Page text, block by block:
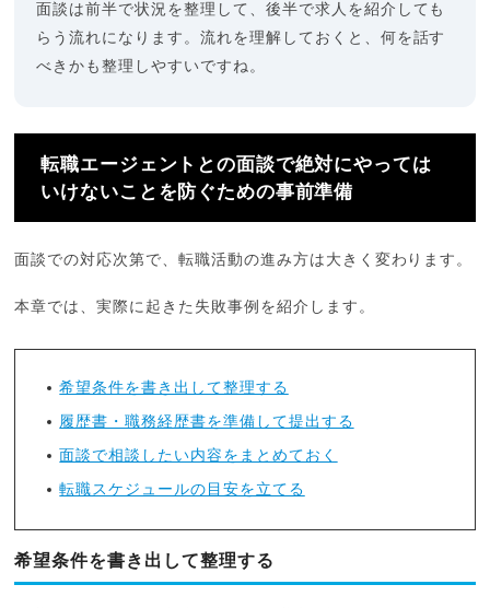
面談は前半で状況を整理して、後半で求人を紹介しても
らう流れになります。流れを理解しておくと、何を話す
べきかも整理しやすいですね。
転職エージェントとの面談で絶対にやっては
いけないことを防ぐための事前準備
面談での対応次第で、転職活動の進み方は大きく変わります。
本章では、実際に起きた失敗事例を紹介します。
希望条件を書き出して整理する
履歴書・職務経歴書を準備して提出する
面談で相談したい内容をまとめておく
転職スケジュールの目安を立てる
希望条件を書き出して整理する